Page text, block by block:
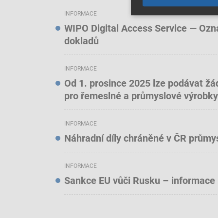
INFORMACE
WIPO Digital Access Service —
dokladů
INFORMACE
Od 1. prosince 2025 lze podávat
pro řemeslné a průmyslové výrobky
INFORMACE
Náhradní díly chráněné v ČR
INFORMACE
Sankce EU vůči Rusku –